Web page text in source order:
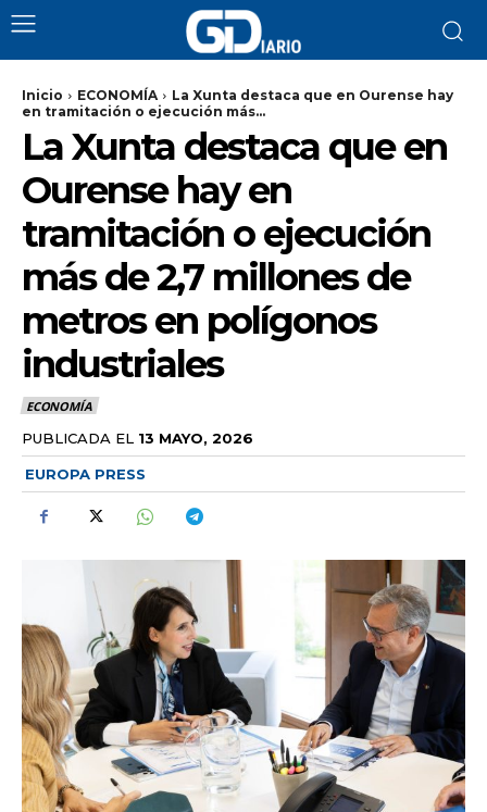
Inicio ECONOMÍA
La Xunta destaca que en Ourense hay
en tramitación o ejecución más...
La Xunta destaca que en
Ourense hay en
tramitación o ejecución
más de 2,7 millones de
metros en polígonos
industriales
ECONOMÍA
PUBLICADA EL 13 MAYO, 2026
EUROPA PRESS